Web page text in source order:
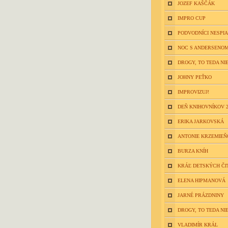
JOZEF KAŠČÁK
IMPRO CUP
PODVODNÍCI NESPIA
NOC S
DROGY, TO TEDA
JOHNY PEŤKO
IMPROVIZUJ!
DEŇ KNIHOVNÍKOV
ERIKA JARKOVSKÁ
ANTONIE
BURZA KNÍH
KRÁĽ DETSKÝCH
ELENA HIPMANOVÁ
JARNÉ PRÁZDNINY
DROGY, TO TEDA
VLADIMÍR KRÁL